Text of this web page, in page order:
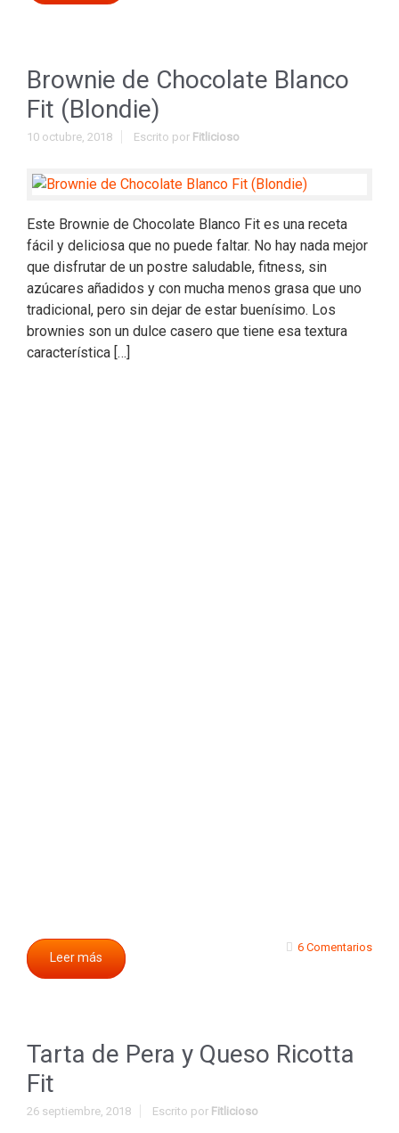
Brownie de Chocolate Blanco
Fit (Blondie)
10 octubre, 2018 Escrito por Fitlicioso
Este Brownie de Chocolate Blanco Fit es una receta
fácil y deliciosa que no puede faltar. No hay nada mejor
que disfrutar de un postre saludable, fitness, sin
azúcares añadidos y con mucha menos grasa que uno
tradicional, pero sin dejar de estar buenísimo. Los
brownies son un dulce casero que tiene esa textura
característica […]
Leer más
6 Comentarios
Tarta de Pera y Queso Ricotta
Fit
26 septiembre, 2018 Escrito por Fitlicioso